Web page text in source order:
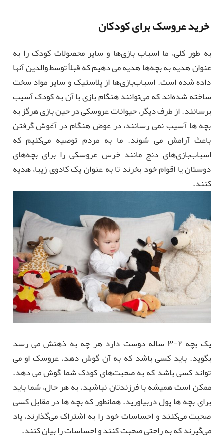
خرید عروسک برای کودکان
به طور کلی، ما اسباب بازی‌ها و سایر محصولات کودک را به
عنوان هدیه به بچه‌ها هدیه می دهیم که قبلاً توسط والدین آنها
داده شده است. اسباب‌بازی‌ها از پلاستیک و سایر مواد سخت
ساخته شده‌اند که می‌توانند هنگام بازی با آن به کودک آسیب
برسانند. از طرف دیگر، حیوانات عروسکی در حین بازی هرگز به
بچه ها آسیب نمی رسانند، در عوض هنگام در آغوش گرفتن
باعث آرامش می شوند. ما به مردم توصیه می‌کنیم که
اسباب‌بازی‌های دنج مانند خرس عروسکی را برای بچه‌های
دوستان یا اقوام خود بخرند تا به عنوان یک کادوی زیبا، هدیه
کنند.
یک بچه ۲-۳ ساله دوست دارد هر چه به ذهنش می رسد
بگوید. باید کسی باشد که به آن گوش دهد. عروسک او می
تواند کسی باشد که به صحبت‌های کودک شما گوش می دهد.
ممکن است همیشه با فرزندتان نباشید. به هر حال، شما باید
برای بچه ها پول دربیاورید. همانطور که بچه ها در مقابل کسی
صحبت می‌کنند و احساسات خود را به اشتراک می‌گذارند، یاد
می‌گیرند که به راحتی صحبت کنند و احساسات را بیان کنند.